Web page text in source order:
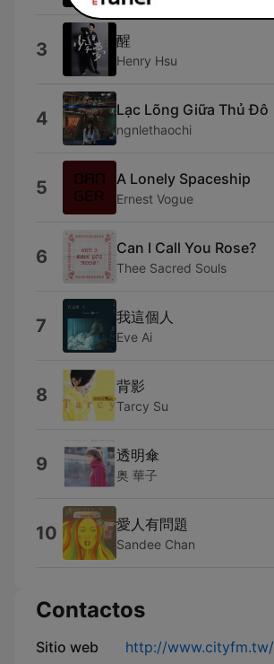
3 醒
Henry Hsu
4 Lạc Lõng Giữa Thủ Đô
ngnlethaochi
5 A Lonely Spaceship
Ernest Vogue
6 Can I Call You Rose?
Thee Sacred Souls
7 我這個人
Eve Ai
8 背影
Tarcy Su
9 透明傘
奥 華子
10 愛人有問題
Sandee Chan
Contactos
Sitio web http://www.cityfm.tw/